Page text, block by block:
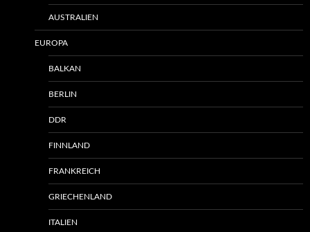
AUSTRALIEN
EUROPA
BALKAN
BERLIN
DDR
FINNLAND
FRANKREICH
GRIECHENLAND
ITALIEN